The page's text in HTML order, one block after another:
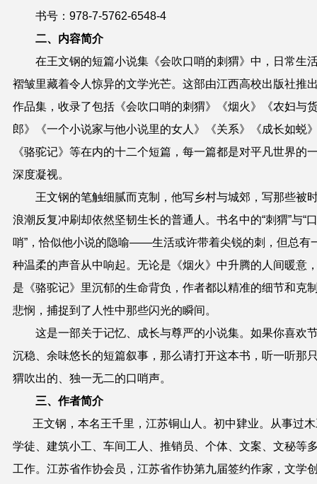
书号：978-7-5762-6548-4
二、 内容简介
在王文钢的短篇小说集《会吹口哨的刺猬》中，日常生
褶皱里藏着令人惊异的文学光芒。这部由江西高校出版社推
作品集，收录了包括《会吹口哨的刺猬》《烟火》《农妇与
郎》《一个小说家与他小说里的女人》《关系》《成长如蜕
《骆驼记》等在内的十二个短篇，每一篇都是对平凡世界的
深度凝视。
王文钢的笔触细腻而克制，他写乡村与城郊，写那些被
浪潮反复冲刷却依然坚韧生长的普通人。书名中的“刺猬”与“口
哨”，恰似他小说的隐喻——生活或许带着尖锐的刺，但总有
种温柔的声音从中响起。无论是《烟火》中升腾的人间暖意
是《骆驼记》里沉郁的生命背负，作者都以精准的细节和克
悲悯，捕捉到了人性中那些闪光的瞬间。
这是一部关于记忆、成长与尊严的小说集。如果你喜欢
沉稳、余味悠长的短篇叙事，那么请打开这本书，听一听那
猬吹出的、独一无二的口哨声。
三、 作者简介
王文钢，本名王千里，江苏铜山人。初中肄业。从事过
学徒、建筑小工、车间工人、推销员、个体、文案、文秘等
工作。江苏省作协会员，江苏省作协第九届签约作家，文学